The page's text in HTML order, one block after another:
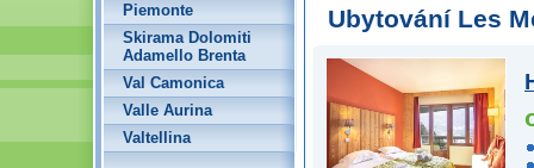
Ubytování Les
Piemonte
Skirama Dolomiti
Adamello Brenta
Val Camonica
Valle Aurina
Valtellina